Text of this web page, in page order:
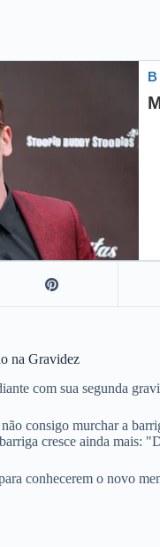
na Gravidez
com sua segunda
consigo murchar a
cresce ainda mais:
conhecerem o novo